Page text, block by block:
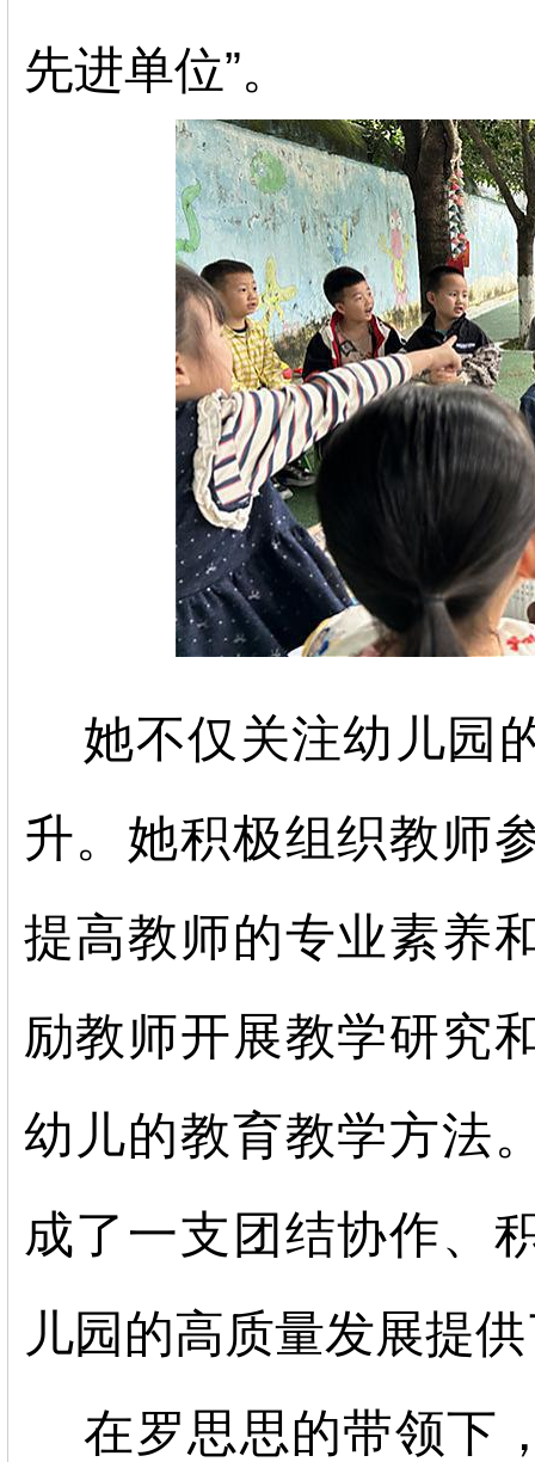
先进单位”。
她不仅关注幼儿园
升。她积极组织教师
提高教师的专业素养
励教师开展教学研究
幼儿的教育教学方法
成了一支团结协作、
儿园的高质量发展提
在罗思思的带领下